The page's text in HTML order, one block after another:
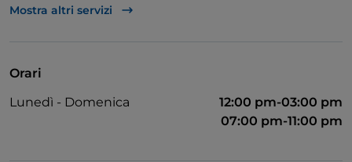
Si parla inglese
Mostra altri servizi
Orari
Lunedì - Domenica
12:00 pm-03:00 pm
07:00 pm-11:00 pm